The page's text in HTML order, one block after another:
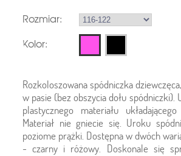
Rozmiar:
Kolor:
Rozkoloszowana spódniczka
w pasie (bez obszycia dołu spódniczki).
plastycznego materiału
Materiał nie gniecie się. Uroku
poziome prążki. Dostępna w dwóch
- czarny i różowy. Doskonale się